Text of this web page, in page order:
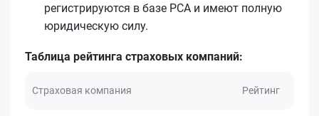
регистрируются в базе РСА и имеют полную
юридическую силу.
Таблица рейтинга страховых компаний:
Страховая компания Рейтинг